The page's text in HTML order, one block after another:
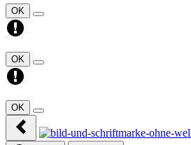
OK
OK
OK